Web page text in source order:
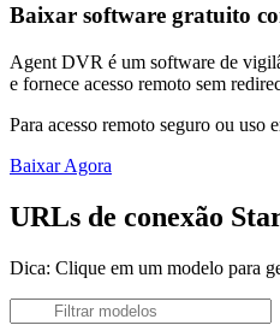
Baixar software gratuito
Agent DVR é um software de
e fornece acesso remoto sem
Para acesso remoto seguro ou uso
Baixar Agora
URLs de conexão
Dica: Clique em um modelo para